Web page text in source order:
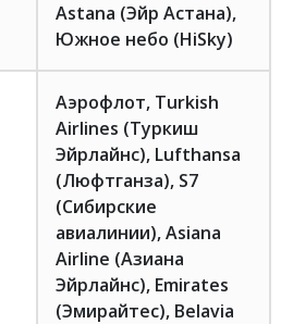
Astana (Эйр Астана),
Южное небо (HiSky)
Аэрофлот, Turkish
Airlines (Туркиш
Эйрлайнс), Lufthansa
(Люфтганза), S7
(Сибирские
авиалинии), Asiana
Airline (Азиана
Эйрлайнс), Emirates
(Эмирайтес), Belavia